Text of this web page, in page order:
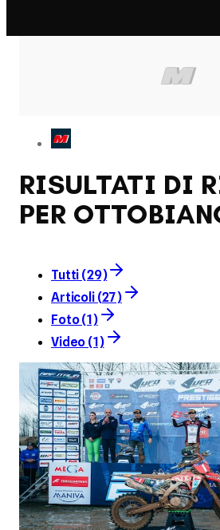
RISULTATI DI
PER
Tutti (29)
Articoli (27)
Foto (1)
Video (1)